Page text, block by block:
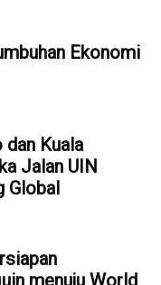
Ekonomi
Kuala
Jalan UIN
Global